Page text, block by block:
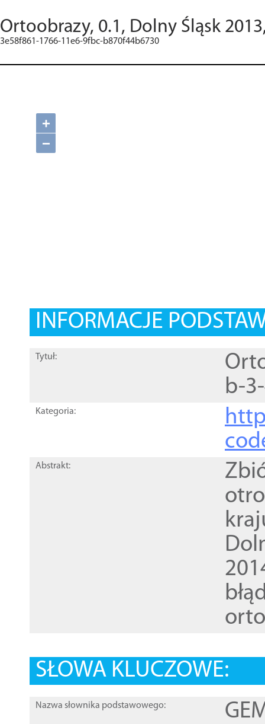
Ortoobrazy, 0.1, Dolny Śląsk
3e58f861-1766-11e6-9fbc-b870f44b6730
+
−
INFORMACJE
Tytuł:
b-
Kategoria:
Abstrakt:
SŁOWA KLUCZOWE:
Nazwa słownika podstawowego: